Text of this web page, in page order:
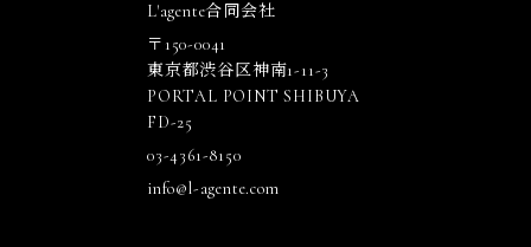
L'agente合同会社
〒150-0041
東京都渋谷区神南1-11-3
PORTAL POINT SHIBUYA
FD-25
03-4361-8150
info@l-agente.com